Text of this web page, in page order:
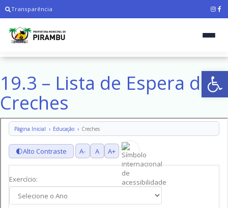
Transparência
19.3 – Lista de Espera de
Creches